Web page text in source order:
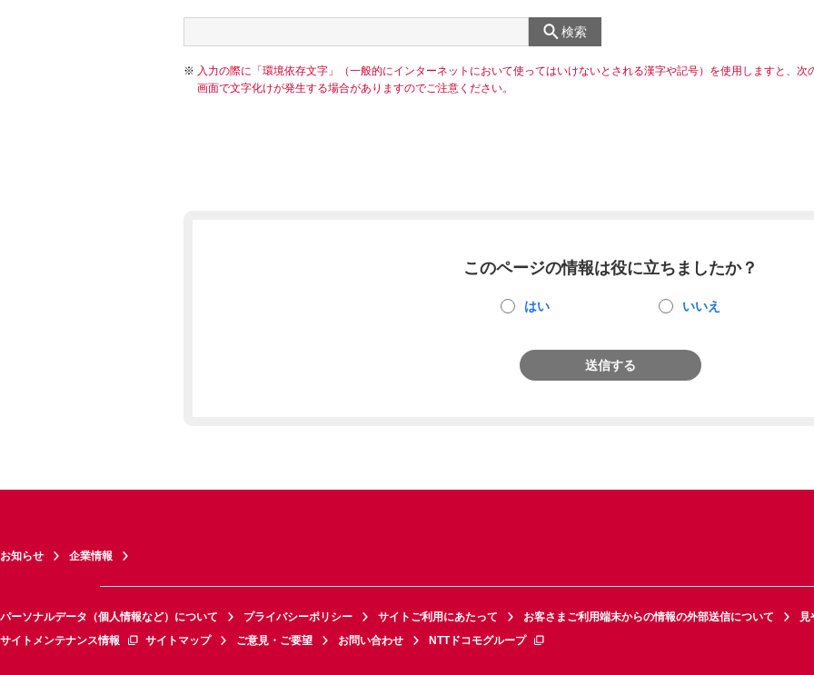
検索
入力の際に「環境依存文字」（一般的にインターネットにおいて使ってはいけないとされる漢字や記号）を使用しますと、次
画面で文字化けが発生する場合がありますのでご注意ください。
このページの情報は役に立ちましたか？
はい いいえ
送信する
お知らせ 企業情報
パーソナルデータ（個人情報など）について プライバシーポリシー サイトご利用にあたって お客さまご利用端末からの情報の外部送信について
見
サイトメンテナンス情報
サイトマップ ご意見・ご要望 お問い合わせ NTTドコモグループ